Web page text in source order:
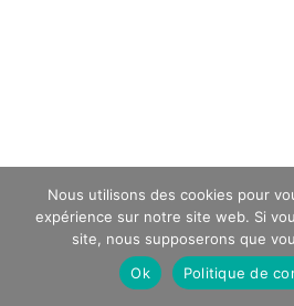
Nous utilisons des cookies pour
expérience sur notre site web. Si
site, nous supposerons que
Ok
Politique de